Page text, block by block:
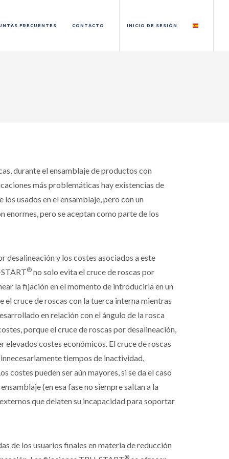
FRECUENTES CONTACTO INICIO DE SESIÓN
durante el ensamblaje de productos con
más problemáticas hay existencias de
usados en el ensamblaje, pero con un
pero se aceptan como parte de los
desalineación y los costes asociados a este
® no solo evita el cruce de roscas por
la fijación en el momento de introducirla en un
el cruce de roscas con la tuerca interna mientras
en relación con el ángulo de la rosca
porque el cruce de roscas por desalineación,
elevados costes económicos. El cruce de roscas
tiempos de inactividad,
costes pueden ser aún mayores, si se da el caso
(en esa fase no siempre saltan a la
que delaten su incapacidad para soportar
de los usuarios finales en materia de reducción
®